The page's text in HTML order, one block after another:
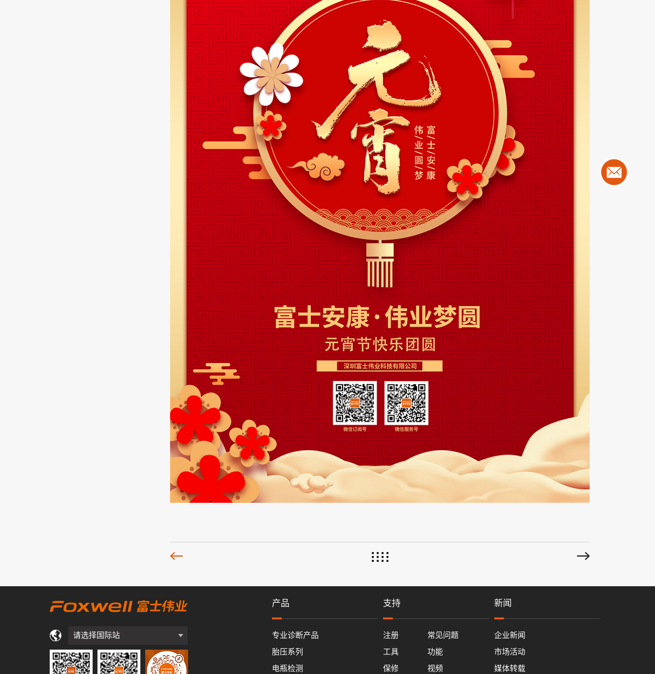
请选择国际站
产品
专业诊断产品
胎压系列
电瓶检测
支持
注册
工具
保修
常见问题
功能
视频
新闻
企业新闻
市场活动
媒体转载